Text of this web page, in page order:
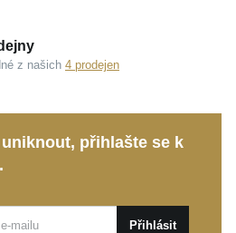
Přímý a čistý styl, který dává
bez zbytečných
představuje nejen ideální
dárek, který zaručeně
z našich 4 prodejen
přihlašte se k
Přihlásit